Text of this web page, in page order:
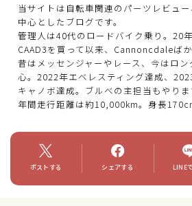
当サイトは自転車関連のパーツレビュ
中心としたブログです。
管理人は40代のロードバイク乗り。20
CAAD3を買って以来、Cannoncdaleば
昔はメッセンジャーやレース、今はロ
心。2022年エベレスティング達成、
キャノボ達成。ブルべの主担当もやりま
年間走行距離は約10,000km。身長
ポストする シェアする LINE